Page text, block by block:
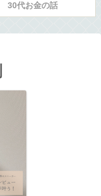
30代お金の話